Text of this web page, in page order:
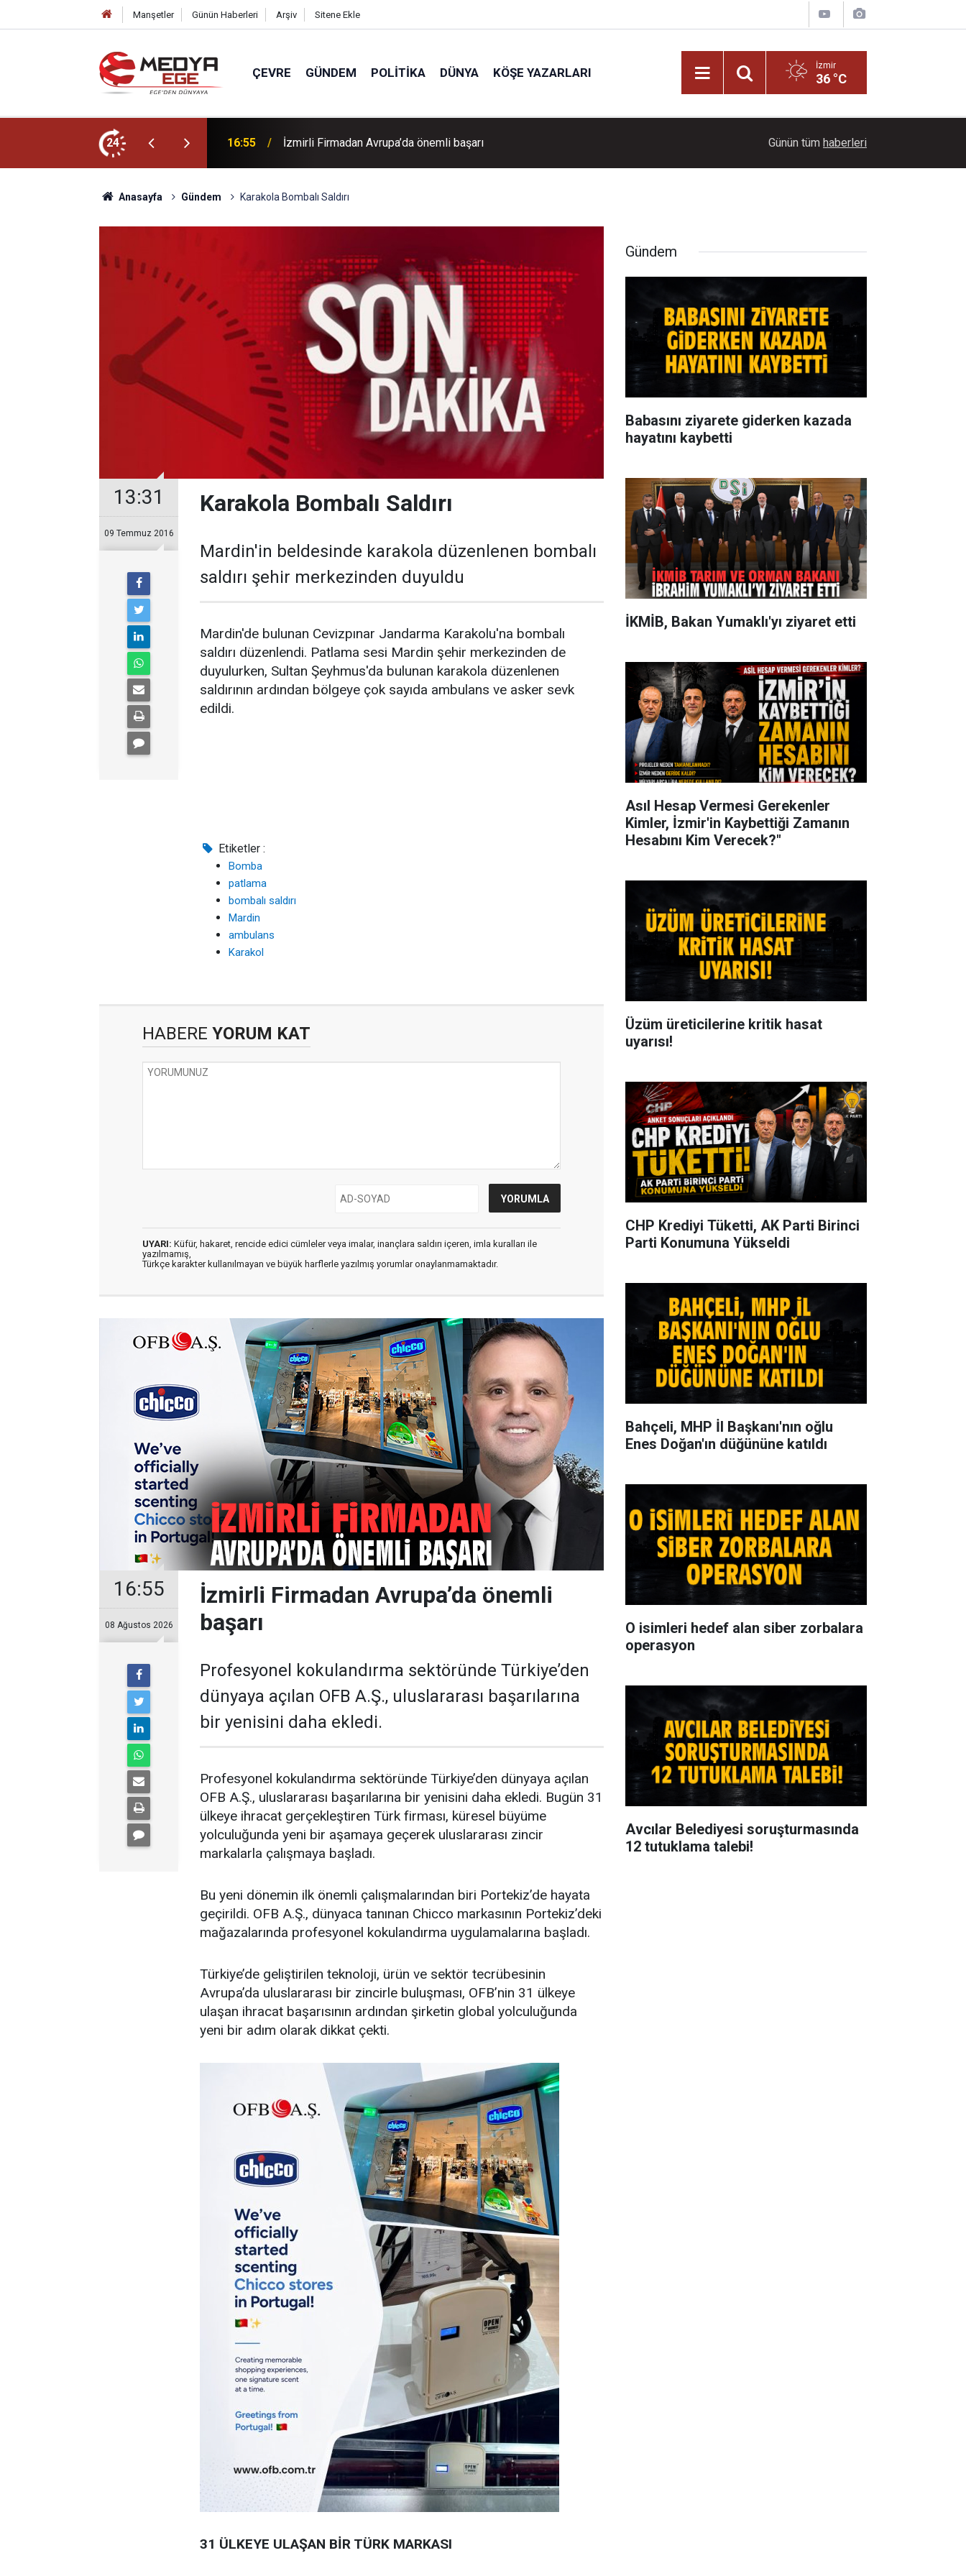
Manşetler Günün Haberleri Arşiv Sitene Ekle
ÇEVRE GÜNDEM POLITIKA DÜNYA KÖŞE YAZARLARI İzmir
36 °C
24 16:55 İzmirli Firmadan Avrupa’da önemli başarı Babasını ziyarete giderken kazada hayatını
Günün tüm haberleri
Anasayfa Gündem Karakola Bombalı Saldırı
13:31
09 Temmuz 2016
Karakola Bombalı Saldırı
Mardin'in beldesinde karakola düzenlenen bombalı
saldırı şehir merkezinden duyuldu
Mardin'de bulunan Cevizpınar Jandarma Karakolu'na bombalı
saldırı düzenlendi. Patlama sesi Mardin şehir merkezinden de
duyulurken, Sultan Şeyhmus'da bulunan karakola düzenlenen
saldırının ardından bölgeye çok sayıda ambulans ve asker sevk
edildi.
Etiketler :
Bomba
patlama
bombalı saldırı
Mardin
ambulans
Karakol
HABERE YORUM KAT
UYARI: Küfür, hakaret, rencide edici cümleler veya imalar, inançlara saldırı içeren, imla kuralları ile
yazılmamış,
Türkçe karakter kullanılmayan ve büyük harflerle yazılmış yorumlar onaylanmamaktadır.
16:55
08 Ağustos 2026
İzmirli Firmadan Avrupa’da önemli
başarı
Profesyonel kokulandırma sektöründe Türkiye’den
dünyaya açılan OFB A.Ş., uluslararası başarılarına
bir yenisini daha ekledi.
Profesyonel kokulandırma sektöründe Türkiye’den dünyaya açılan
OFB A.Ş., uluslararası başarılarına bir yenisini daha ekledi. Bugün 31
ülkeye ihracat gerçekleştiren Türk firması, küresel büyüme
yolculuğunda yeni bir aşamaya geçerek uluslararası zincir
markalarla çalışmaya başladı.
Bu yeni dönemin ilk önemli çalışmalarından biri Portekiz’de hayata
geçirildi. OFB A.Ş., dünyaca tanınan Chicco markasının Portekiz’deki
mağazalarında profesyonel kokulandırma uygulamalarına başladı.
Türkiye’de geliştirilen teknoloji, ürün ve sektör tecrübesinin
Avrupa’da uluslararası bir zincirle buluşması, OFB’nin 31 ülkeye
ulaşan ihracat başarısının ardından şirketin global yolculuğunda
yeni bir adım olarak dikkat çekti.
31 ÜLKEYE ULAŞAN BİR TÜRK MARKASI
Gündem
Babasını ziyarete giderken kazada
hayatını kaybetti
İKMİB, Bakan Yumaklı'yı ziyaret etti
Asıl Hesap Vermesi Gerekenler
Kimler, İzmir'in Kaybettiği Zamanın
Hesabını Kim Verecek?"
Üzüm üreticilerine kritik hasat
uyarısı!
CHP Krediyi Tüketti, AK Parti Birinci
Parti Konumuna Yükseldi
Bahçeli, MHP İl Başkanı'nın oğlu
Enes Doğan'ın düğününe katıldı
O isimleri hedef alan siber zorbalara
operasyon
Avcılar Belediyesi soruşturmasında
12 tutuklama talebi!